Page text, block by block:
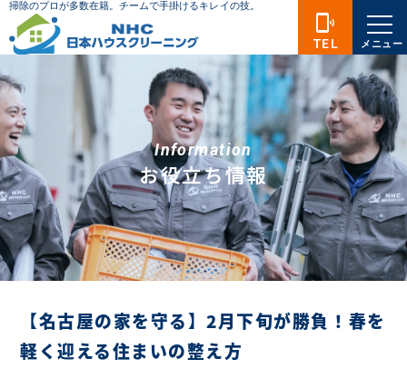
Information
お役立ち情報
【名古屋の家を守る】2月下旬が勝負！春を
軽く迎える住まいの整え方
phonelink_ring
TEL メニュー